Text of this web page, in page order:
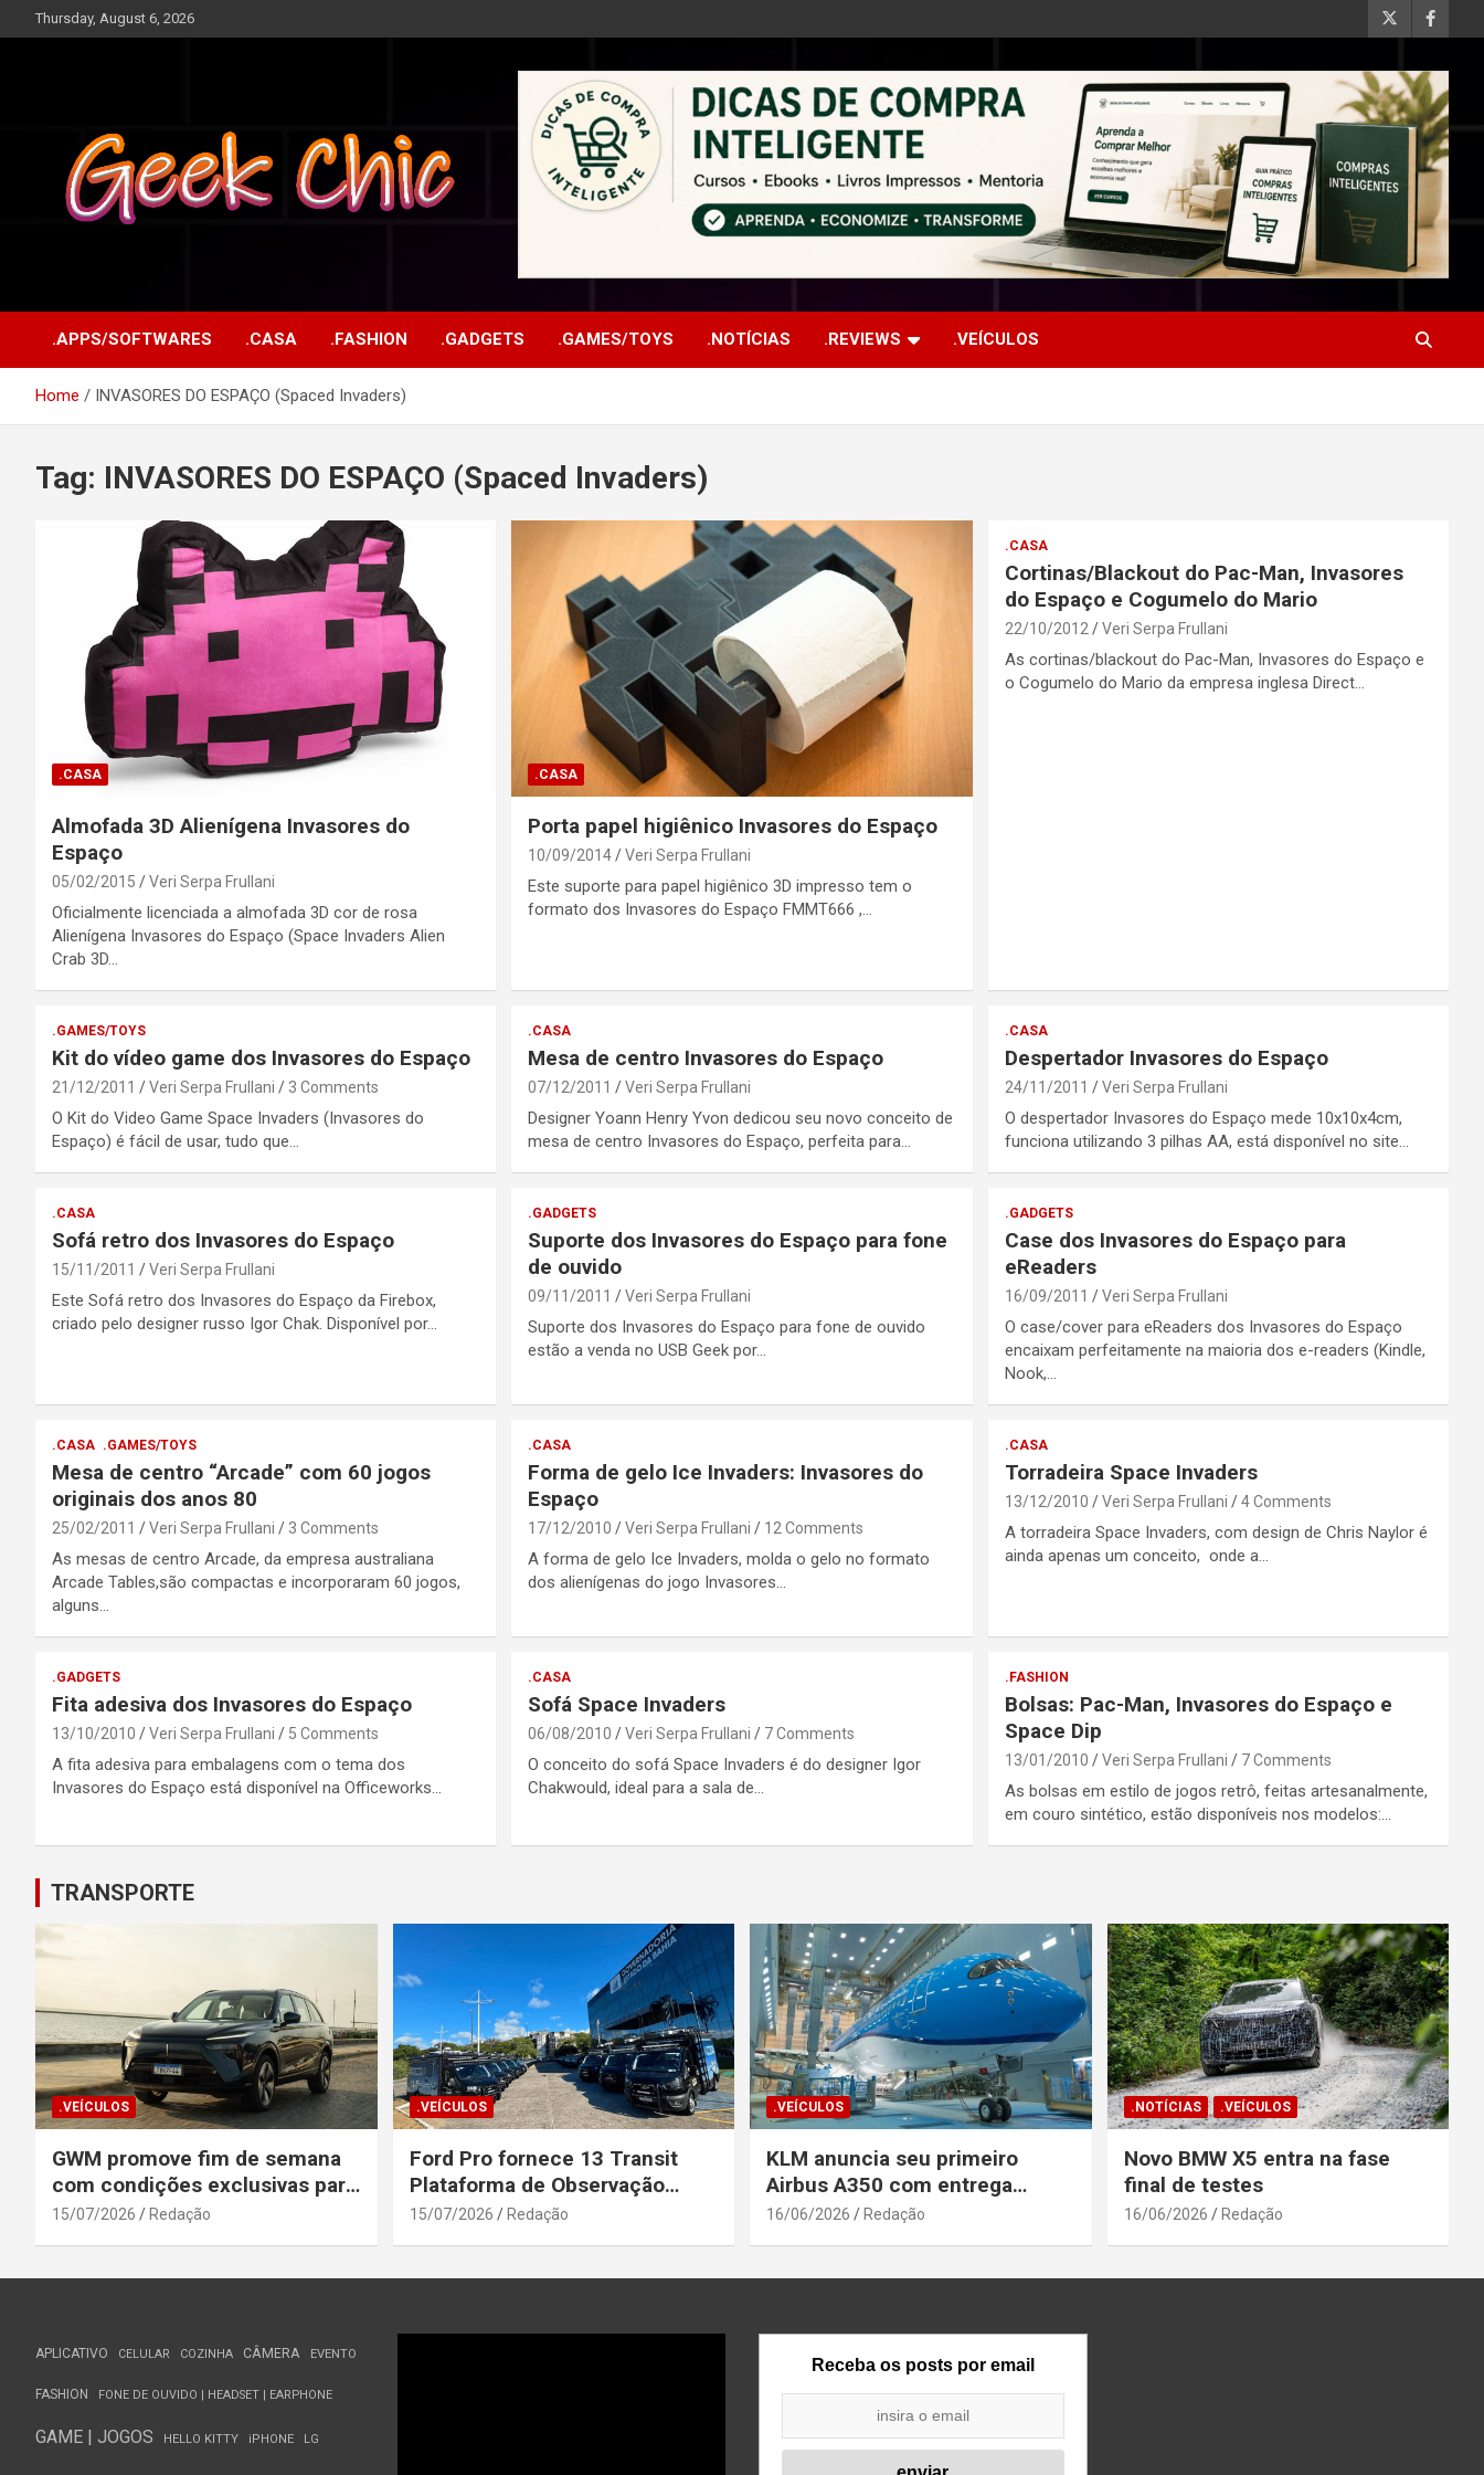
to
Thursday, August 6, 2026
.APPS/SOFTWARES .CASA .FASHION .GADGETS .GAMES/TOYS .NOTÍCIAS .REVIEWS .VEÍCULOS
Home INVASORES DO ESPAÇO (Spaced Invaders)
Tag: INVASORES DO ESPAÇO (Spaced Invaders)
.CASA
Almofada 3D Alienígena Invasores do
Espaço
05/02/2015 Veri Serpa Frullani
Oficialmente licenciada a almofada 3D cor de rosa
Alienígena Invasores do Espaço (Space Invaders Alien
Crab 3D…
.CASA
Porta papel higiênico Invasores do Espaço
10/09/2014 Veri Serpa Frullani
Este suporte para papel higiênico 3D impresso tem o
formato dos Invasores do Espaço FMMT666 ,…
.CASA
Cortinas/Blackout do Pac-Man, Invasores
do Espaço e Cogumelo do Mario
22/10/2012 Veri Serpa Frullani
As cortinas/blackout do Pac-Man, Invasores do Espaço e
o Cogumelo do Mario da empresa inglesa Direct…
.GAMES/TOYS
Kit do vídeo game dos Invasores do Espaço
21/12/2011 Veri Serpa Frullani 3 Comments
O Kit do Video Game Space Invaders (Invasores do
Espaço) é fácil de usar, tudo que…
.CASA
Mesa de centro Invasores do Espaço
07/12/2011 Veri Serpa Frullani
Designer Yoann Henry Yvon dedicou seu novo conceito de
mesa de centro Invasores do Espaço, perfeita para…
.CASA
Despertador Invasores do Espaço
24/11/2011 Veri Serpa Frullani
O despertador Invasores do Espaço mede 10x10x4cm,
funciona utilizando 3 pilhas AA, está disponível no site…
.CASA
Sofá retro dos Invasores do Espaço
15/11/2011 Veri Serpa Frullani
Este Sofá retro dos Invasores do Espaço da Firebox,
criado pelo designer russo Igor Chak. Disponível por…
.GADGETS
Suporte dos Invasores do Espaço para fone
de ouvido
09/11/2011 Veri Serpa Frullani
Suporte dos Invasores do Espaço para fone de ouvido
estão a venda no USB Geek por…
.GADGETS
Case dos Invasores do Espaço para
eReaders
16/09/2011 Veri Serpa Frullani
O case/cover para eReaders dos Invasores do Espaço
encaixam perfeitamente na maioria dos e-readers (Kindle,
Nook,…
.CASA .GAMES/TOYS
Mesa de centro “Arcade” com 60 jogos
originais dos anos 80
25/02/2011 Veri Serpa Frullani 3 Comments
As mesas de centro Arcade, da empresa australiana
Arcade Tables,são compactas e incorporaram 60 jogos,
alguns…
.CASA
Forma de gelo Ice Invaders: Invasores do
Espaço
17/12/2010 Veri Serpa Frullani 12 Comments
A forma de gelo Ice Invaders, molda o gelo no formato
dos alienígenas do jogo Invasores…
.CASA
Torradeira Space Invaders
13/12/2010 Veri Serpa Frullani 4 Comments
A torradeira Space Invaders, com design de Chris Naylor é
ainda apenas um conceito, onde a…
.GADGETS
Fita adesiva dos Invasores do Espaço
13/10/2010 Veri Serpa Frullani 5 Comments
A fita adesiva para embalagens com o tema dos
Invasores do Espaço está disponível na Officeworks…
.CASA
Sofá Space Invaders
06/08/2010 Veri Serpa Frullani 7 Comments
O conceito do sofá Space Invaders é do designer Igor
Chakwould, ideal para a sala de…
.FASHION
Bolsas: Pac-Man, Invasores do Espaço e
Space Dip
13/01/2010 Veri Serpa Frullani 7 Comments
As bolsas em estilo de jogos retrô, feitas artesanalmente,
em couro sintético, estão disponíveis nos modelos:…
TRANSPORTE
.VEÍCULOS
GWM promove fim de semana
com condições exclusivas para
o Wey 07
15/07/2026 Redação
.VEÍCULOS
Ford Pro fornece 13 Transit
Plataforma de Observação
Elevada para a Secretaria de
15/07/2026 Redação
.VEÍCULOS
KLM anuncia seu primeiro
Airbus A350 com entrega
prevista até o fim de agosto
16/06/2026 Redação
.NOTÍCIAS .VEÍCULOS
Novo BMW X5 entra na fase
final de testes
16/06/2026 Redação
APLICATIVO CELULAR COZINHA CÂMERA EVENTO
FASHION FONE DE OUVIDO | HEADSET | EARPHONE
GAME | JOGOS HELLO KITTY iPHONE LG
Receba os posts por email